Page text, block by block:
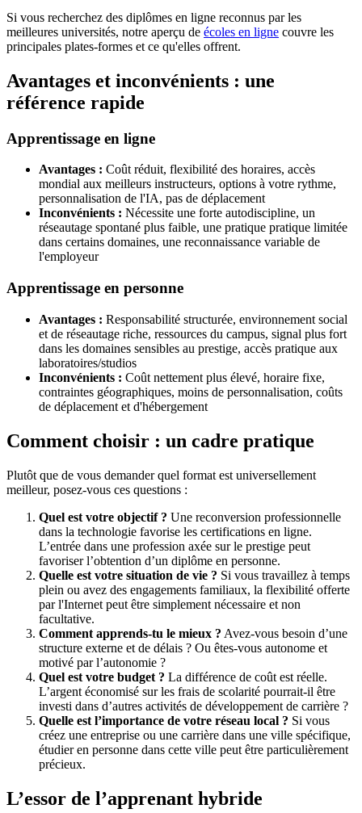
Si vous recherchez des diplômes en ligne reconnus par les
meilleures universités, notre aperçu de écoles en ligne couvre les
principales plates-formes et ce qu'elles offrent.
Avantages et inconvénients : une
référence rapide
Apprentissage en ligne
Avantages : Coût réduit, flexibilité des horaires, accès
mondial aux meilleurs instructeurs, options à votre rythme,
personnalisation de l'IA, pas de déplacement
Inconvénients : Nécessite une forte autodiscipline, un
réseautage spontané plus faible, une pratique pratique limitée
dans certains domaines, une reconnaissance variable de
l'employeur
Apprentissage en personne
Avantages : Responsabilité structurée, environnement social
et de réseautage riche, ressources du campus, signal plus fort
dans les domaines sensibles au prestige, accès pratique aux
laboratoires/studios
Inconvénients : Coût nettement plus élevé, horaire fixe,
contraintes géographiques, moins de personnalisation, coûts
de déplacement et d'hébergement
Comment choisir : un cadre pratique
Plutôt que de vous demander quel format est universellement
meilleur, posez-vous ces questions :
Quel est votre objectif ? Une reconversion professionnelle
dans la technologie favorise les certifications en ligne.
L’entrée dans une profession axée sur le prestige peut
favoriser l’obtention d’un diplôme en personne.
Quelle est votre situation de vie ? Si vous travaillez à temps
plein ou avez des engagements familiaux, la flexibilité offerte
par l'Internet peut être simplement nécessaire et non
facultative.
Comment apprends-tu le mieux ? Avez-vous besoin d’une
structure externe et de délais ? Ou êtes-vous autonome et
motivé par l’autonomie ?
Quel est votre budget ? La différence de coût est réelle.
L’argent économisé sur les frais de scolarité pourrait-il être
investi dans d’autres activités de développement de carrière ?
Quelle est l’importance de votre réseau local ? Si vous
créez une entreprise ou une carrière dans une ville spécifique,
étudier en personne dans cette ville peut être particulièrement
précieux.
L’essor de l’apprenant hybride